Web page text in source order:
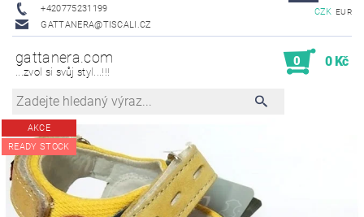
+420775231199
GATTANERA@TISCALI.CZ
CZK EUR
gattanera.com
...zvol si svůj styl...!!!
0 0 Kč
AKCE
READY STOCK